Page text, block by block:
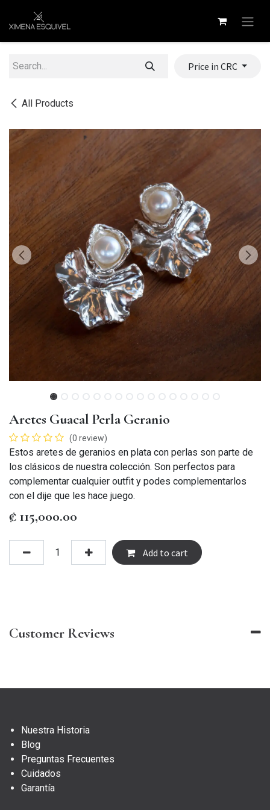
All Products
Price in CRC
Aretes Guacal Perla Geranio
(0 review)
Estos aretes de geranios en plata con perlas son parte de
los clásicos de nuestra colección. Son perfectos para
complementar cualquier outfit y podes complementarlos
con el dije que les hace juego.
₡ 115,000.00
Add to cart
Customer Reviews
Nuestra Historia
Blog
Preguntas Frecuentes
Cuidados
Garantía